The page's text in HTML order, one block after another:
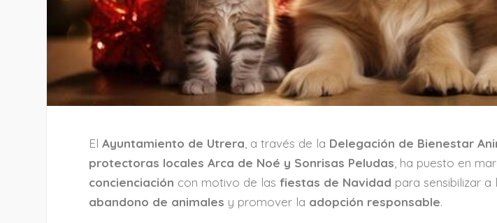
ElAyuntamiento de Utrera , a través de la Delegación de Bienestar
protectoras locales Arca de Noé y Sonrisas Peludas , ha puesto en
concienciación con motivo de lasfiestas de Navidad para sensibilizar
abandono de animales y promover la adopción responsable.